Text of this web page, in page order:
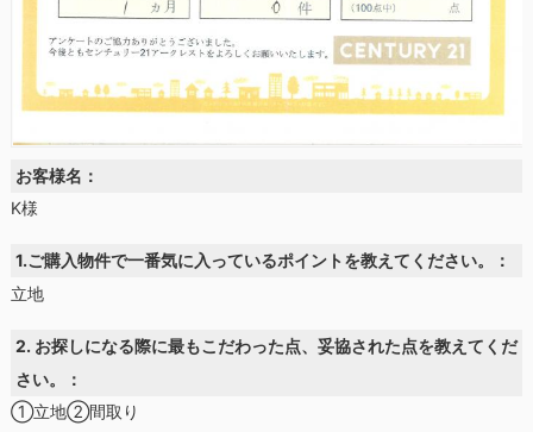
お客様名：
K様
1.ご購入物件で一番気に入っているポイントを教えてください。：
立地
2. お探しになる際に最もこだわった点、妥協された点を教えてくだ
さい。：
①立地②間取り